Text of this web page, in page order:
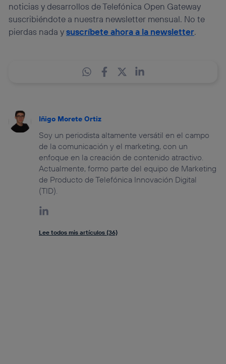
noticias y desarrollos de Telefónica Open Gateway
suscribiéndote a nuestra newsletter mensual. No te
pierdas nada ysuscríbete ahora a la newsletter.
Iñigo Morete Ortiz
Soy un periodista altamente versátil en el campo
de la comunicación y el marketing, con un
enfoque en la creación de contenido atractivo.
Actualmente, formo parte del equipo de Marketing
de Producto de Telefónica Innovación Digital
(TID).
Lee todos mis artículos (36)